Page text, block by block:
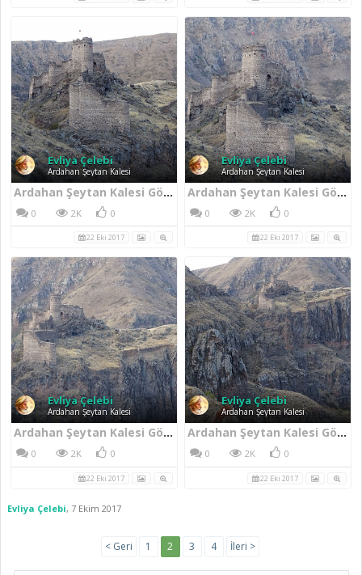
Evliya Çelebi
Ardahan Şeytan Kalesi
Ardahan Şeytan Kalesi Görünümü
0 2K 0
22 Eki 2017
Evliya Çelebi
Ardahan Şeytan Kalesi
Ardahan Şeytan Kalesi Görünümü
0 2K 0
22 Eki 2017
Evliya Çelebi
Ardahan Şeytan Kalesi
Ardahan Şeytan Kalesi Görünümü
0 2K 0
22 Eki 2017
Evliya Çelebi
Ardahan Şeytan Kalesi
Ardahan Şeytan Kalesi Görünümü
0 2K 0
22 Eki 2017
Evliya Çelebi, 7 Ekim 2017
< Geri 1 2 3 4 İleri >